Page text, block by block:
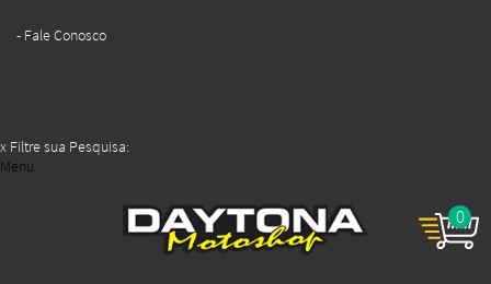
Fale Conosco
x Filtre sua Pesquisa:
Menu
0